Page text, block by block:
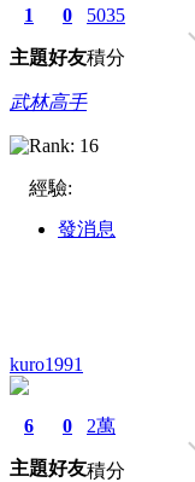
1
主題
0
好友
5035
積分
武林高手
經驗:
發消息
kuro1991
6
主題
0
好友
2萬
積分